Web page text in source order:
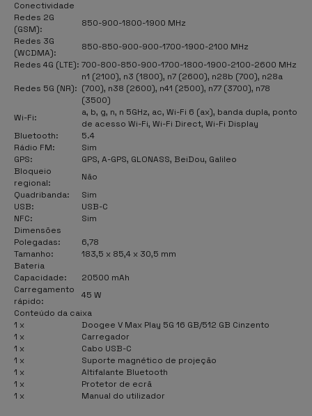
Conectividade
Redes 2G
(GSM):
850-900-1800-1900 MHz
Redes 3G
(WCDMA):
850-850-900-900-1700-1900-2100 MHz
Redes 4G (LTE): 700-800-850-900-1700-1800-1900-2100-2600 MHz
Redes 5G (NR):
n1 (2100), n3 (1800), n7 (2600), n28b (700), n28a
(700), n38 (2600), n41 (2500), n77 (3700), n78
(3500)
Wi-Fi:
a, b, g, n, n 5GHz, ac, Wi-Fi 6 (ax), banda dupla, ponto
de acesso Wi-Fi, Wi-Fi Direct, Wi-Fi Display
Bluetooth:
5.4
Rádio FM:
Sim
GPS:
GPS, A-GPS, GLONASS, BeiDou, Galileo
Bloqueio
regional:
Não
Quadribanda:
Sim
USB:
USB-C
NFC:
Sim
Dimensões
Polegadas:
6,78
Tamanho:
183,5 x 85,4 x 30,5 mm
Bateria
Capacidade:
20500 mAh
Carregamento
rápido:
45 W
Conteúdo da caixa
1 x
Doogee V Max Play 5G 16 GB/512 GB Cinzento
1 x
Carregador
1 x
Cabo USB-C
1 x
Suporte magnético de projeção
1 x
Altifalante Bluetooth
1 x
Protetor de ecrã
1 x
Manual do utilizador